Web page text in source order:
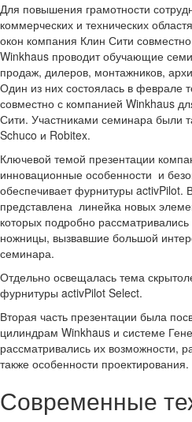
Для повышения грамотности
коммерческих и технических
окон компания Клин Сити
Winkhaus проводит обучающие
продаж, дилеров, монтажников,
Один из них состоялась в феврале
совместно с компанией Winkhaus
Сити. Участниками семинара были
Schuco и Robitex.
Ключевой темой презентации
инновационные особенности и
обеспечивает фурнитуры
представлена линейка новых
которых подробно
ножницы, вызвавшие большой
семинара.
Отдельно освещалась тема
фурнитуры activPilot Select.
Вторая часть презентации была
цилиндрам Winkhaus и системе
рассматривались их возможности,
также особенности проектирования.
Современные